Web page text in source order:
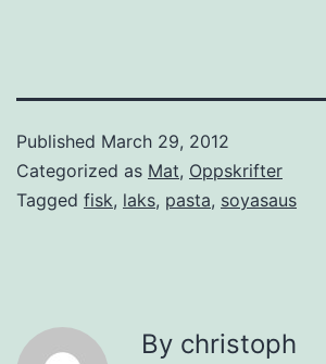
Published March 29, 2012
Categorized as Mat, Oppskrifter
Tagged fisk, laks, pasta, soyasaus
By christoph